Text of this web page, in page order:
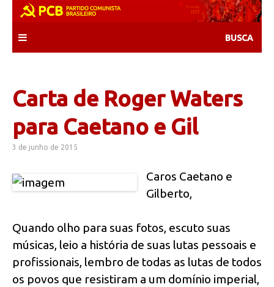
content
Carta de Roger Waters
para Caetano e Gil
3 de junho de 2015
Caros Caetano e
Gilberto,
Quando olho para suas fotos, escuto suas
músicas, leio a história de suas lutas pessoais e
profissionais, lembro de todas as lutas de todos
os povos que resistiram a um domínio imperial,